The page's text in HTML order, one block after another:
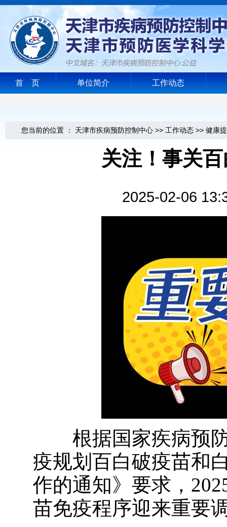
首 页 单位简介 工作动态
您当前的位置 ： 天津市疾病预防控制中心 >> 工作动态 >> 健康
关注！事关
2025-02-06
根据国家疾病预防
疫规划百白破疫苗和
作的通知》要求，
苗免疫程序迎来重要